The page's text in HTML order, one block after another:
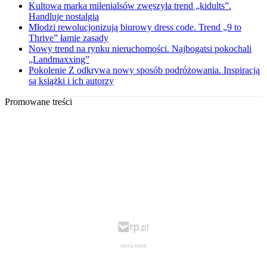
Kultowa marka milenialsów zwęszyła trend „kidults”.
Handluje nostalgią
Młodzi rewolucjonizują biurowy dress code. Trend „9 to
Thrive” łamie zasady
Nowy trend na rynku nieruchomości. Najbogatsi pokochali
„Landmaxxing”
Pokolenie Z odkrywa nowy sposób podróżowania. Inspiracją
są książki i ich autorzy
Promowane treści